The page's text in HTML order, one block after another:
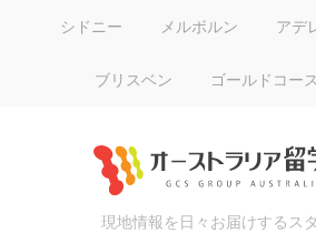
シドニー メルボルン アデ
ブリスベン ゴールドコー
現地情報を日々お届けするス